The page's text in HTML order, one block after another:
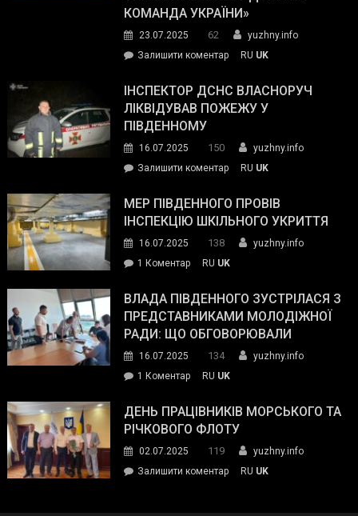
резерву
гуманітарну
допомогу
КОМАНДА УКРАЇНИ»
23.07.2025 62
yuzhny.info
Залишити коментарon
провів
нараду
силових
та
органів:
«Наш
спільний
окупанти.
Маємо
діяти
команда
RU UK
ІНСПЕКТОР ДСНС ВЛАСНОРУЧ
ЛІКВІДУВАВ ПОЖЕЖУ У
ПІВДЕННОМУ
16.07.2025 150
yuzhny.info
Залишити коментарon
ДСНС
власноруч
пожежу
у
RU UK
МЕР ПІВДЕННОГО ПРОВІВ
ІНСПЕКЦІЮ ШКІЛЬНОГО УКРИТТЯ
16.07.2025 138
yuzhny.info
1 Коментардо
Південного
провів
інспекцію
укриття
RU UK
ВЛАДА ПІВДЕННОГО ЗУСТРІЛАСЯ З
ПРЕДСТАВНИКАМИ МОЛОДІЖНОЇ
РАДИ: ЩО ОБГОВОРЮВАЛИ
16.07.2025 134
yuzhny.info
1 Коментардо
Південного
зустрілася
представниками
молодіжної
RU UK
ДЕНЬ ПРАЦІВНИКІВ МОРСЬКОГО ТА
РІЧКОВОГО ФЛОТУ
02.07.2025 119
yuzhny.info
Залишити коментарon
RU UK